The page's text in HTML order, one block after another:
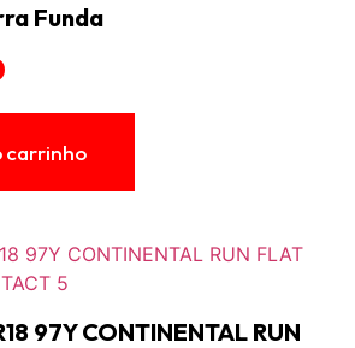
Funda
carrinho
97Y CONTINENTAL RUN